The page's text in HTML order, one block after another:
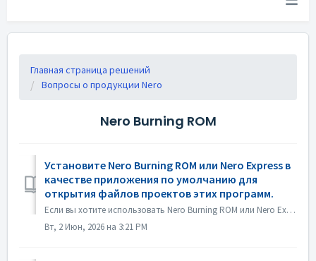
Главная страница решений
Вопросы о продукции Nero
Nero Burning ROM
Установите Nero Burning ROM или Nero Express в
качестве приложения по умолчанию для
открытия файлов проектов этих программ.
Если вы хотите использовать Nero Burning ROM или Nero Express в качестве приложения по умолчанию для открытия файлов проектов Nero Burning ROM или проектов ...
Вт, 2 Июн, 2026 на 3:21 PM